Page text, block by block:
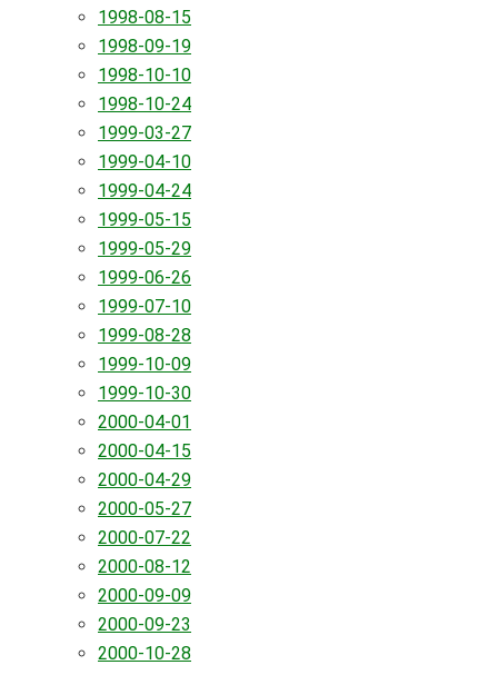
1998-08-15
1998-09-19
1998-10-10
1998-10-24
1999-03-27
1999-04-10
1999-04-24
1999-05-15
1999-05-29
1999-06-26
1999-07-10
1999-08-28
1999-10-09
1999-10-30
2000-04-01
2000-04-15
2000-04-29
2000-05-27
2000-07-22
2000-08-12
2000-09-09
2000-09-23
2000-10-28